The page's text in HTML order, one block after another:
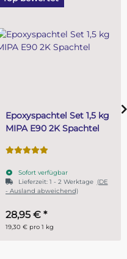
PUR (Resin) 4
Gießharz SKresin
Sofort verfügbar
ab
29,90 € pro 1 kg